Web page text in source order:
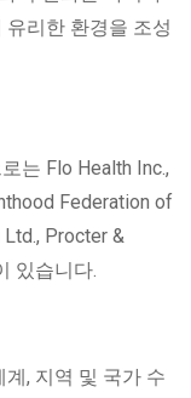
리한 환경을 조성
는 Flo Health Inc.,
Federation of
Procter &
있습니다.
, 지역 및 국가 수